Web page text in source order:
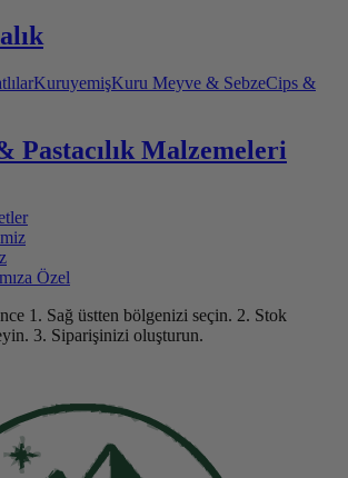
KuruyemişKuru Meyve & SebzeCips &
Pastacılık Malzemeleri
Özel
1. Sağ üstten bölgenizi seçin. 2. Stok
3. Siparişinizi oluşturun.